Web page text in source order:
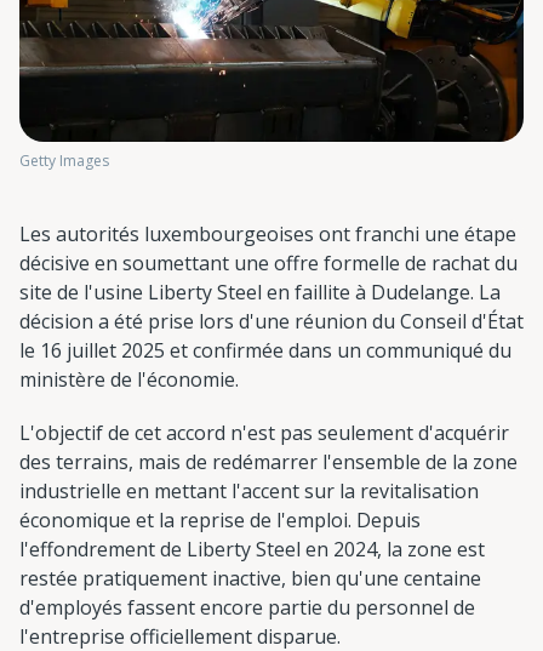
Getty Images
Les autorités luxembourgeoises ont franchi une étape
décisive en soumettant une offre formelle de rachat du
site de l'usine Liberty Steel en faillite à Dudelange. La
décision a été prise lors d'une réunion du Conseil d'État
le 16 juillet 2025 et confirmée dans un communiqué du
ministère de l'économie.
L'objectif de cet accord n'est pas seulement d'acquérir
des terrains, mais de redémarrer l'ensemble de la zone
industrielle en mettant l'accent sur la revitalisation
économique et la reprise de l'emploi. Depuis
l'effondrement de Liberty Steel en 2024, la zone est
restée pratiquement inactive, bien qu'une centaine
d'employés fassent encore partie du personnel de
l'entreprise officiellement disparue.